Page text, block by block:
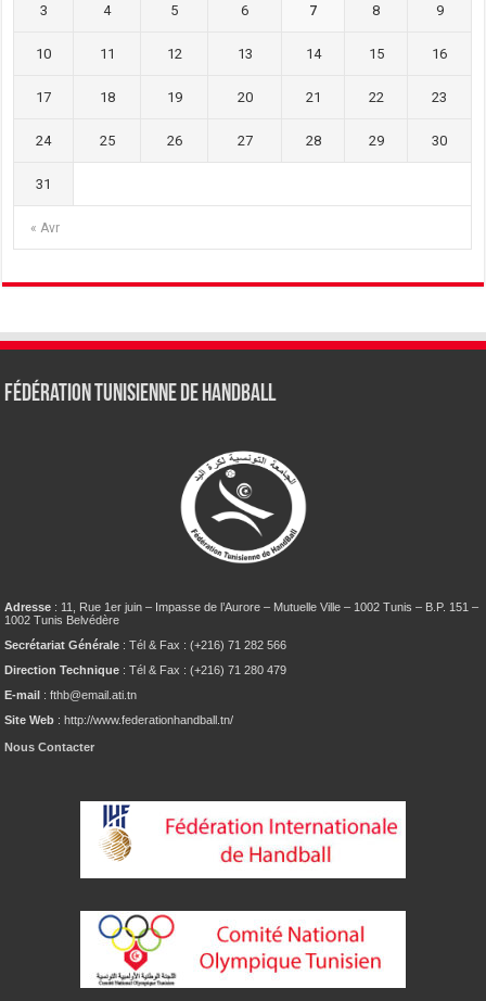
« Avr
3 4 5 6 7 8 9
10 11 12 13 14 15 16
17 18 19 20 21 22 23
24 25 26 27 28 29 30
31
Fédération tunisienne de Handball
Adresse : 11, Rue 1er juin – Impasse de l’Aurore – Mutuelle Ville – 1002 Tunis – B.P. 151 –
1002 Tunis Belvédère
Secrétariat Générale : Tél & Fax : (+216) 71 282 566
Direction Technique : Tél & Fax : (+216) 71 280 479
E-mail : fthb@email.ati.tn
Site Web : http://www.federationhandball.tn/
Nous Contacter